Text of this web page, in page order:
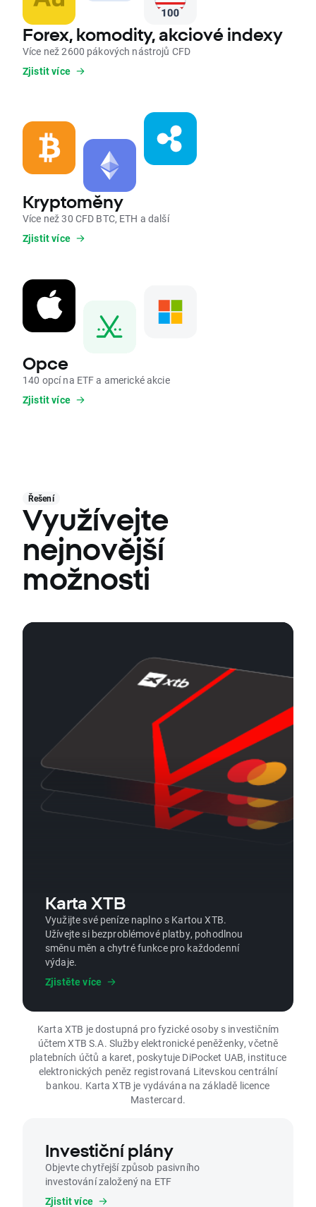
Forex, komodity, akciové indexy
Více než 2600 pákových nástrojů CFD
Zjistit více
Kryptoměny
Více než 30 CFD BTC, ETH a další
Zjistit více
Opce
140 opcí na ETF a americké akcie
Zjistit více
Řešení
Využívejte
nejnovější
možnosti
Karta XTB
Využijte své peníze naplno s Kartou XTB.
Užívejte si bezproblémové platby, pohodlnou
směnu měn a chytré funkce pro každodenní
výdaje.
Zjistěte více
Karta XTB je dostupná pro fyzické osoby s investičním
účtem XTB S.A. Služby elektronické peněženky, včetně
platebních účtů a karet, poskytuje DiPocket UAB, instituce
elektronických peněz registrovaná Litevskou centrální
bankou. Karta XTB je vydávána na základě licence
Mastercard.
Investiční plány
Objevte chytřejší způsob pasivního
investování založený na ETF
Zjistit více